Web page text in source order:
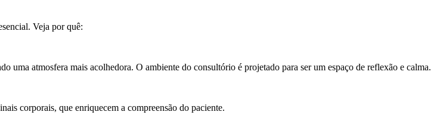
Veja por quê:
uma atmosfera mais acolhedora. O ambiente do consultório é projetado para ser um espaço de reflexão e calma.
corporais, que enriquecem a compreensão do paciente.